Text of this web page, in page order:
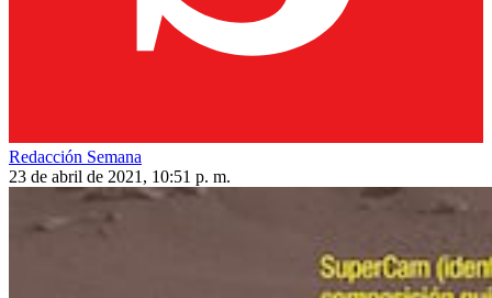
Redacción Semana
23 de abril de 2021, 10:51 p. m.